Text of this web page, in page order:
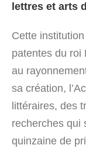
lettres et arts
Cette
patentes du roi
au
sa création,
littéraires, des
recherches qui
quinzaine de